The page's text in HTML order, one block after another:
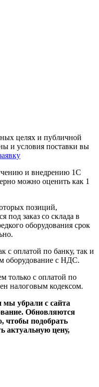
целях и публичной
и условия поставки вы
и внедрению 1С
можно оценить как 1
позиций,
под заказ со склада в
оборудования срок
с оплатой по банку, так и
оборудование с НДС.
только с оплатой по
налоговым кодексом.
мы убрали с сайта
Обновляются
чтобы подобрать
актуальную цену,